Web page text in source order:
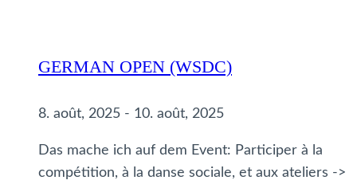
GERMAN OPEN (WSDC)
8. août, 2025 - 10. août, 2025
Das mache ich auf dem Event: Participer à la
compétition, à la danse sociale, et aux ateliers ->